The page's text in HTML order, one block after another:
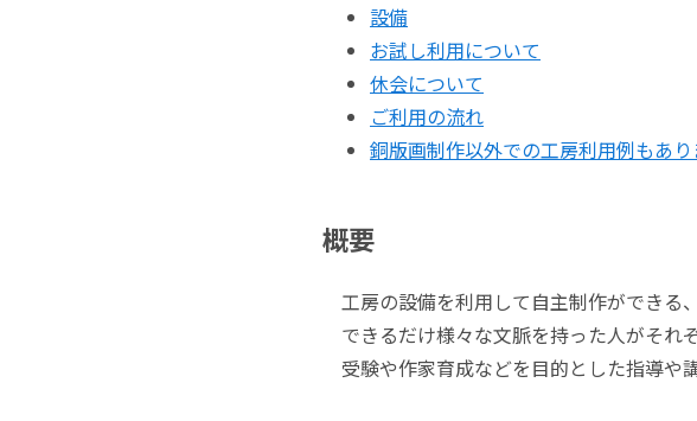
設備
お試し利用について
休会について
ご利用の流れ
銅版画制作以外での工房利用例もあり
概要
工房の設備を利用して自主制作ができる
できるだけ様々な文脈を持った人がそれ
受験や作家育成などを目的とした指導や